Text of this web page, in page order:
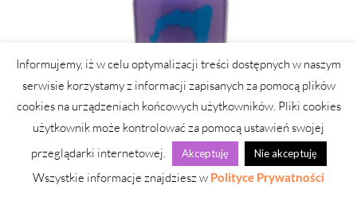
Informujemy, iż w celu optymalizacji treści dostępnych w naszym
serwisie korzystamy z informacji zapisanych za pomocą plików
cookies na urządzeniach końcowych użytkowników. Pliki cookies
użytkownik może kontrolować za pomocą ustawień swojej
przeglądarki internetowej.
Akceptuję Nie akceptuję
Wszystkie informacje znajdziesz w Polityce Prywatności